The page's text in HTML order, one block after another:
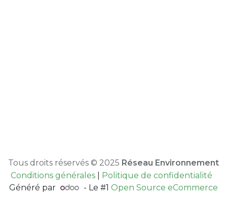
Tous droits réservés © 2025 Réseau Environnement
Conditions générales
Politique de confidentialité
Généré par
- Le #1 Open Source eCommerce